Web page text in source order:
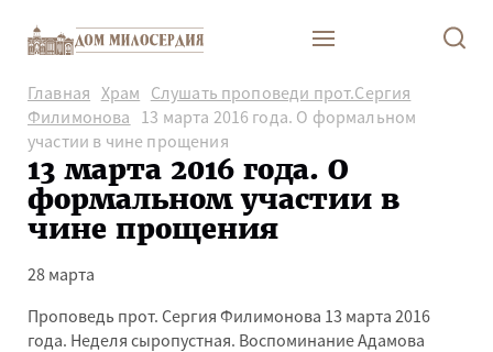
Главная Храм Слушать проповеди прот.Сергия
Филимонова 13 марта 2016 года. О формальном
участии в чине прощения
13 марта 2016 года. О
формальном участии в
чине прощения
28 марта
Проповедь прот. Сергия Филимонова 13 марта 2016
года. Неделя сыропустная. Воспоминание Адамова